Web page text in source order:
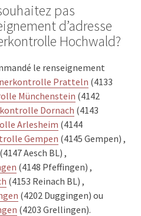
pas
d’adresse
Hochwald?
le renseignement
Pratteln (4133
Münchenstein (4142
Dornach (4143
Arlesheim (4144
Gempen (4145 Gempen) ,
(4147 Aesch BL) ,
(4148 Pfeffingen) ,
(4153 Reinach BL) ,
(4202 Duggingen) ou
(4203 Grellingen).